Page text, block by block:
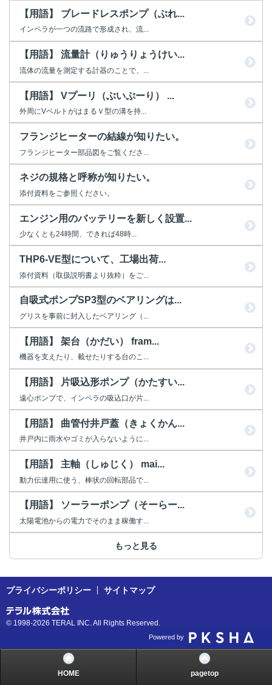
【用語】 ブレードレスポンプ（ぶれ...
インペラが一つの流路で形成され、流...
【用語】 流量計（りゅうりょうけい...
流体の流量を測定する計器のことで、...
【用語】 Vプーリ（ぶいぷーり） ...
外周にVベルトがはまるＶ型の溝を持...
フランジヒーターの結線が知りたい。
フランジヒーター部品図をご覧くださ...
ネジの規格と呼称が知りたい。
添付資料をご参照ください。
エンジン用のバッテリーを新しく設置...
少なくとも24時間、できれば48時...
THP6-VE型について、工場出荷...
添付資料（取扱説明書より抜粋）をご...
自吸式ポンプSP3型のベアリングは...
グリスを事前に封入したベアリング（...
【用語】 架台（かだい） fram...
機器を支えたり、載せたりする台のこ...
【用語】 片吸込形ポンプ（かたすい...
遠心ポンプで、インペラの吸込口が片...
【用語】 曲管付井戸蓋（きょくかん...
井戸内に雨水やゴミが入らないように...
【用語】 主軸（しゅじく） mai...
動力伝達用に使う、棒状の回転部品で...
【用語】 ソーラーポンプ（そーらー...
太陽電池からの電力でそのまま稼働す...
もっと見る
プライバシーポリシー サイトマップ
© 1998-2026 TERAL INC. All Rights Reserved.
Powered by
HOME pagetop